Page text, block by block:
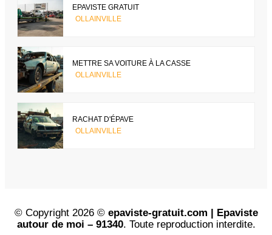
EPAVISTE GRATUIT
OLLAINVILLE
METTRE SA VOITURE À LA CASSE
OLLAINVILLE
RACHAT D'ÉPAVE
OLLAINVILLE
© Copyright 2026 © epaviste-gratuit.com | Epaviste
autour de moi – 91340. Toute reproduction interdite.